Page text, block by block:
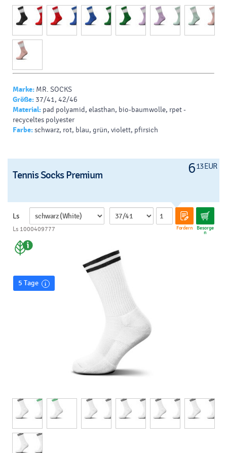
Marke: MR. SOCKS
Größe: 37/41, 42/46
Material: pad polyamid, elasthan, bio-baumwolle, rpet -
recyceltes polyester
Farbe:schwarz, rot, blau, grün, violett, pfirsich
613 EUR
Tennis Socks Premium
Ls
Fordern Besorge
n
Ls 1000409777
5 Tage